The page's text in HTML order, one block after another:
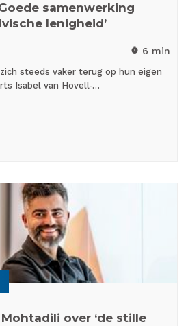
samenwerking
lenigheid’
timer 6 min
steeds vaker terug op hun eigen
Isabel van Hövell-…
over ‘de stille